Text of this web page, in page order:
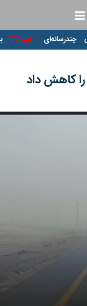
چندرسانه‌ای ایرنا TV
را کاهش داد